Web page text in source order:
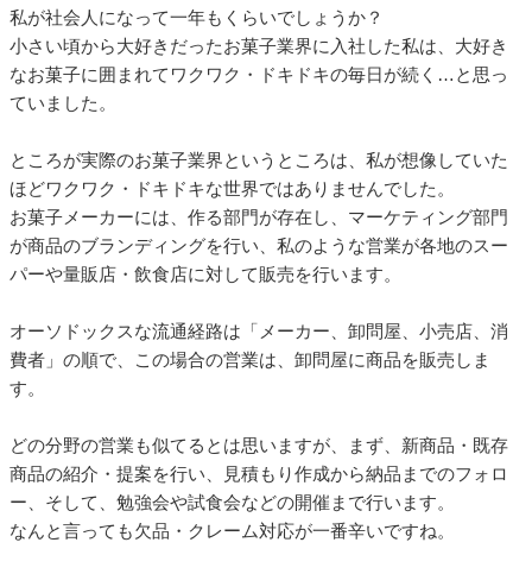
私が社会人になって一年もくらいでしょうか？
小さい頃から大好きだったお菓子業界に入社した私は、大好き
なお菓子に囲まれてワクワク・ドキドキの毎日が続く…と思っ
ていました。
ところが実際のお菓子業界というところは、私が想像していた
ほどワクワク・ドキドキな世界ではありませんでした。
お菓子メーカーには、作る部門が存在し、マーケティング部門
が商品のブランディングを行い、私のような営業が各地のスー
パーや量販店・飲食店に対して販売を行います。
オーソドックスな流通経路は「メーカー、卸問屋、小売店、消
費者」の順で、この場合の営業は、卸問屋に商品を販売しま
す。
どの分野の営業も似てるとは思いますが、まず、新商品・既存
商品の紹介・提案を行い、見積もり作成から納品までのフォロ
ー、そして、勉強会や試食会などの開催まで行います。
なんと言っても欠品・クレーム対応が一番辛いですね。